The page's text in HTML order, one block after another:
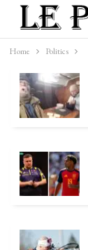
Home Politics